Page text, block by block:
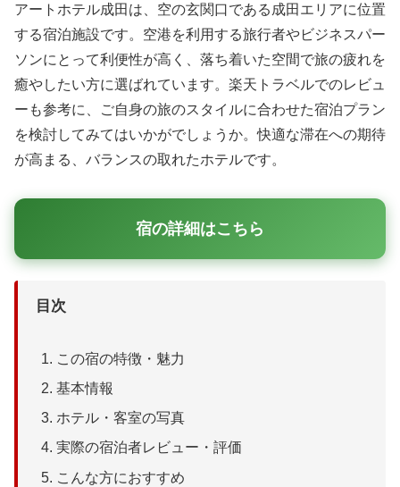
アートホテル成田は、空の玄関口である成田エリアに位置
する宿泊施設です。空港を利用する旅行者やビジネスパー
ソンにとって利便性が高く、落ち着いた空間で旅の疲れを
癒やしたい方に選ばれています。楽天トラベルでのレビュ
ーも参考に、ご自身の旅のスタイルに合わせた宿泊プラン
を検討してみてはいかがでしょうか。快適な滞在への期待
が高まる、バランスの取れたホテルです。
宿の詳細はこちら
目次
この宿の特徴・魅力
基本情報
ホテル・客室の写真
実際の宿泊者レビュー・評価
こんな方におすすめ